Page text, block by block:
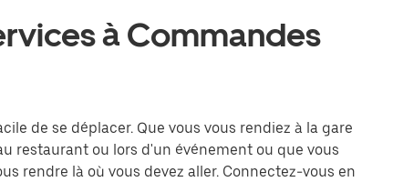
à Commandes
de se déplacer. Que vous vous rendiez à la gare
restaurant ou lors d'un événement ou que vous
rendre là où vous devez aller. Connectez-vous en